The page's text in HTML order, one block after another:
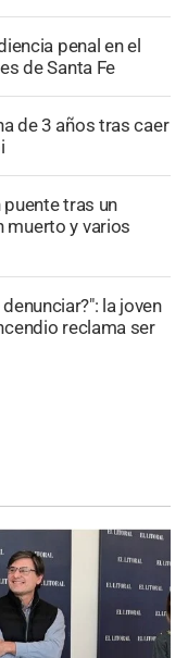
penal en el
de Santa Fe
de 3 años tras caer
puente tras un
muerto y varios
denunciar?": la joven
reclama ser